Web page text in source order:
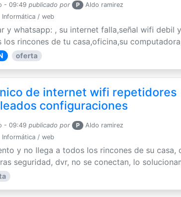
- 09:49 publicado por P Aldo ramirez
Informática / web
y whatsapp: , su internet falla,señal wifi debil
los rincones de tu casa,oficina,su
oferta
de internet wifi repetidores
configuraciones
- 09:49 publicado por P Aldo ramirez
Informática / web
y no llega a todos los rincones de su casa,
seguridad, dvr, no se conectan, lo